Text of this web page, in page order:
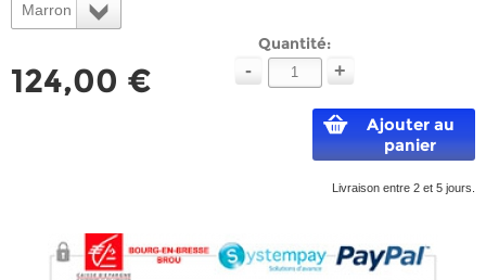
Marron
124,00 €
Quantité:
- +
Ajouter au
panier
Livraison entre 2 et 5 jours.